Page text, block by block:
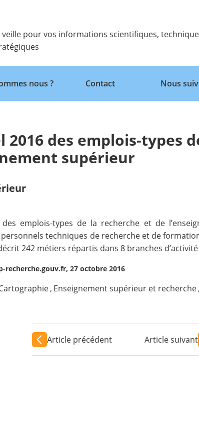
veille pour vos informations scientifiques,
Retour
nous ? Contact Nous
2016 des emplois-types
supérieur
des emplois-types de la recherche et de
techniques de recherche et de
242 métiers répartis dans 8 branches
recherche.gouv.fr, 27 octobre 2016
, Enseignement supérieur et recherche,
Article précédent Article suivant